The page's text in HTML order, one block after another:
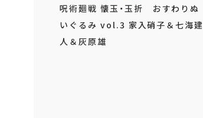
呪術廻戦 懐玉・玉折 おすわりぬ
いぐるみ vol.3 家入硝子＆七海建
人＆灰原雄